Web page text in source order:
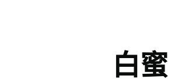
白蜜